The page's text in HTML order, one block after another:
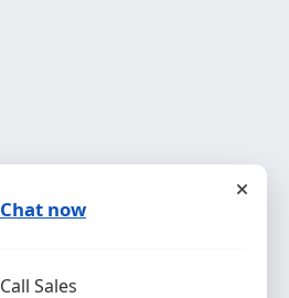
Chat now
Call Sales